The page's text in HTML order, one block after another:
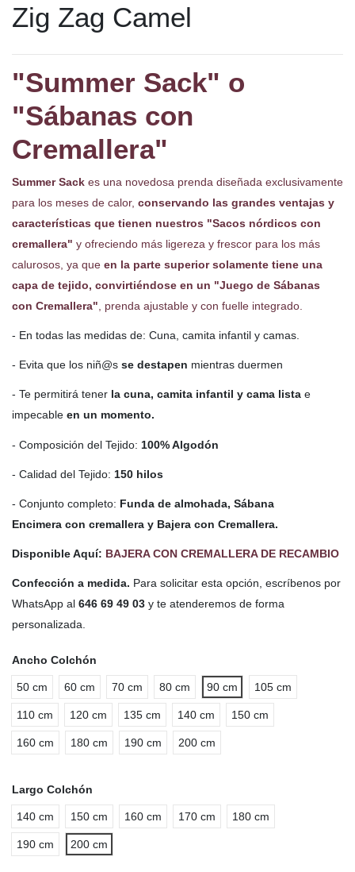
Zig Zag Camel
"Summer Sack" o
"Sábanas con
Cremallera"
Summer Sack es una novedosa prenda diseñada exclusivamente
para los meses de calor, conservando las grandes ventajas y
características que tienen nuestros "Sacos nórdicos con
cremallera" y ofreciendo más ligereza y frescor para los más
calurosos, ya que en la parte superior solamente tiene una
capa de tejido, convirtiéndose en un "Juego de Sábanas
con Cremallera" , prenda ajustable y con fuelle integrado.
- En todas las medidas de: Cuna, camita infantil y camas.
- Evita que los niñ@s se destapen mientras duermen
- Te permitirá tener la cuna, camita infantil y cama lista e
impecable en un momento.
- Composición del Tejido: 100% Algodón
- Calidad del Tejido: 150 hilos
- Conjunto completo: Funda de almohada, Sábana
Encimera con cremallera y Bajera con Cremallera.
Disponible Aquí: BAJERA CON CREMALLERA DE RECAMBIO
Confección a medida. Para solicitar esta opción, escríbenos por
WhatsApp al 646 69 49 03 y te atenderemos de forma
personalizada.
Ancho Colchón
50 cm 60 cm 70 cm 80 cm 90 cm 105 cm
110 cm 120 cm 135 cm 140 cm 150 cm
160 cm 180 cm 190 cm 200 cm
Largo Colchón
140 cm 150 cm 160 cm 170 cm 180 cm
190 cm 200 cm